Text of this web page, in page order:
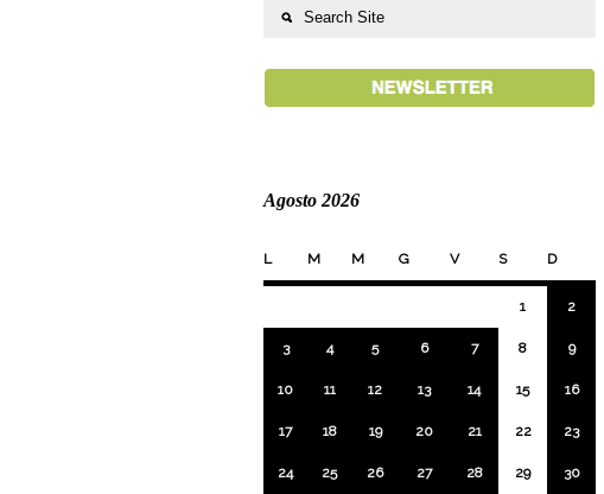
Agosto 2026
L M M G V S D
1 2
3 4 5 6 7 8 9
10 11 12 13 14 15 16
17 18 19 20 21 22 23
24 25 26 27 28 29 30